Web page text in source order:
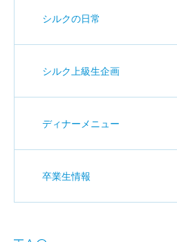
シルクの日常
シルク上級生企画
ディナーメニュー
卒業生情報